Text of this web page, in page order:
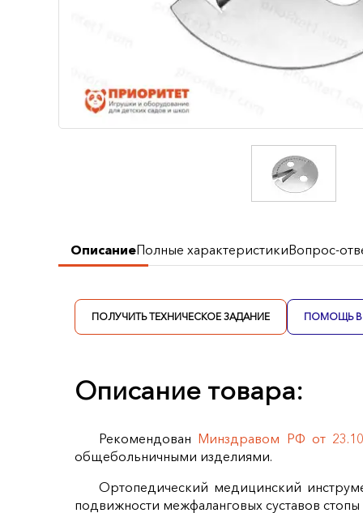
ОписаниеПолные характеристикиВопрос-
ПОЛУЧИТЬ ТЕХНИЧЕСКОЕ ЗАДАНИЕ ПОМОЩЬ В
Описание товара:
Рекомендован Минздравом РФ от
общебольничными изделиями.
Ортопедический медицинский
подвижности межфаланговых суставов стопы